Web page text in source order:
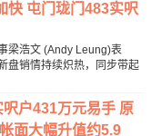
快 屯门珑门483实呎
梁浩文 (Andy Leung)表
盘销情持续炽热，同步带起
户431万元易手 原
面大幅升值约5.9